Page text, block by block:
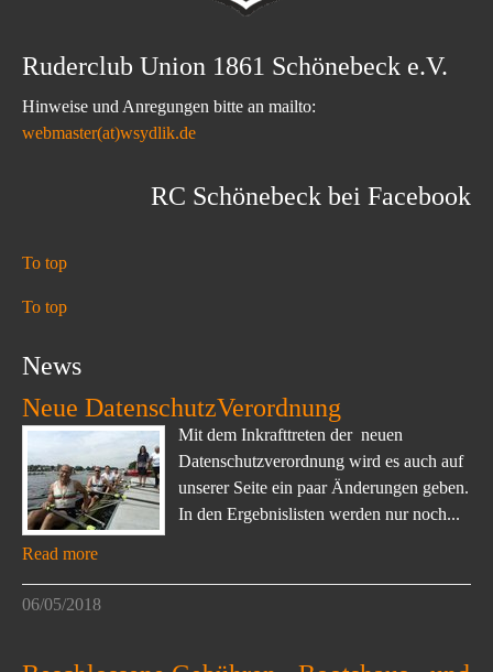
Ruderclub Union 1861 Schönebeck e.V.
Hinweise und Anregungen bitte an mailto:
webmaster(at)wsydlik.de
RC Schönebeck bei Facebook
To top
To top
News
Neue DatenschutzVerordnung
Mit dem Inkrafttreten der neuen
Datenschutzverordnung wird es auch auf
unserer Seite ein paar Änderungen geben.
In den Ergebnislisten werden nur noch...
Read more
06/05/2018